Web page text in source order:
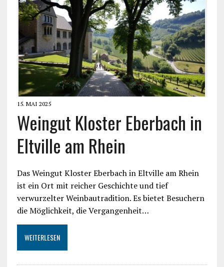
15. MAI 2025
Weingut Kloster Eberbach in
Eltville am Rhein
Das Weingut Kloster Eberbach in Eltville am Rhein
ist ein Ort mit reicher Geschichte und tief
verwurzelter Weinbautradition. Es bietet Besuchern
die Möglichkeit, die Vergangenheit…
WEITERLESEN